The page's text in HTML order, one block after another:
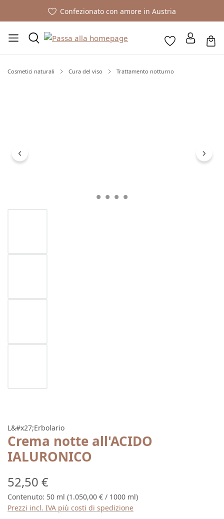
Confezionato con amore in Austria
Cosmetici naturali Cura del viso Trattamento notturno
L&#x27;Erbolario
Crema notte all'ACIDO
IALURONICO
Prezzo normale:
52,50 €
Contenuto: 50 ml (1.050,00 € / 1000 ml)
Prezzi incl. IVA più costi di spedizione